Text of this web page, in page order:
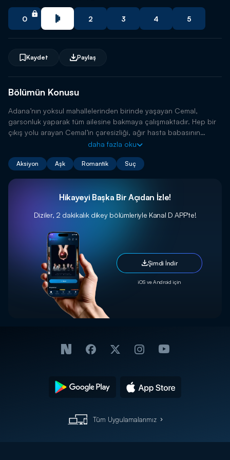
Bölümün Konusu
Adana’nın yoksul mahallelerinden birinde yaşayan Cemal,
garsonluk yaparak tüm ailesine bakmaya çalışmaktadır. Hep bir
çıkış yolu arayan Cemal’in çaresizliği, ağır hasta babasının
ölümüyle daha da büyümüştür. Bu acı olay hayatını kökten
daha fazla oku
Aksiyon Aşk Romantik Suç
Kaydet Paylaş
0 2 3 4 5
Hikayeyi Başka Bir Açıdan İzle!
Diziler, 2 dakikalık dikey bölümleriyle Kanal D APP'te!
Şimdi İndir
iOS ve Android için
Tüm Uygulamalarımız